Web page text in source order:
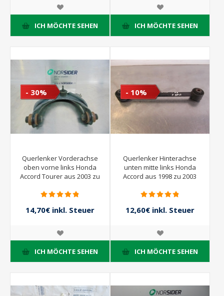
ICH MÖCHTE SEHEN ICH MÖCHTE SEHEN
- 30%
Querlenker Vorderachse
oben vorne links Honda
Accord Tourer aus 2003 zu
14,70€ inkl. Steuer
ICH MÖCHTE SEHEN
- 10%
Querlenker Hinterachse
unten mitte links Honda
Accord aus 1998 zu 2003
12,60€ inkl. Steuer
ICH MÖCHTE SEHEN